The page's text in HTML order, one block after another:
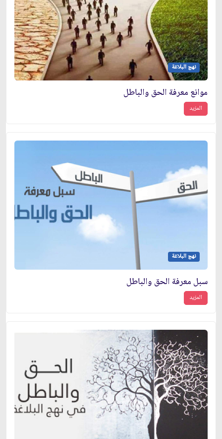
نهج البلاغة
موانع معرفة الحق والباطل
المزيد
نهج البلاغة
سبل معرفة الحق والباطل
المزيد